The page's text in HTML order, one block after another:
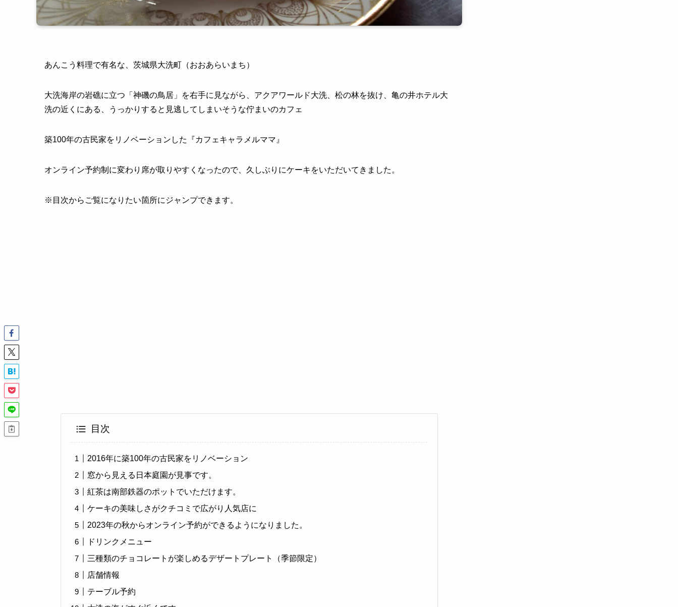
あんこう料理で有名な、茨城県大洗町（おおあらいまち）
大洗海岸の岩礁に立つ「神磯の鳥居」を右手に見ながら、アクアワールド大洗、松の林を抜け、亀の井ホテル大
洗の近くにある、うっかりすると見逃してしまいそうな佇まいのカフェ
築100年の古民家をリノベーションした『カフェキャラメルママ』
オンライン予約制に変わり席が取りやすくなったので、久しぶりにケーキをいただいてきました。
※目次からご覧になりたい箇所にジャンプできます。
目次
2016年に築100年の古民家をリノベーション
窓から見える日本庭園が見事です。
紅茶は南部鉄器のポットでいただけます。
ケーキの美味しさがクチコミで広がり人気店に
2023年の秋からオンライン予約ができるようになりました。
ドリンクメニュー
三種類のチョコレートが楽しめるデザートプレート（季節限定）
店舗情報
テーブル予約